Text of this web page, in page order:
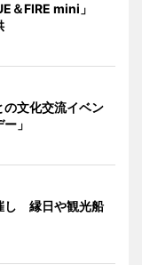
＆FIRE mini」
文化交流イベン
ー」
し 縁日や観光船